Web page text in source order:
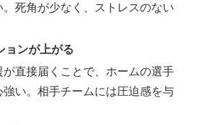
。死角が少なく、ストレスのない
ョンが上がる
が直接届くことで、ホームの選手
強い。相手チームには圧迫感を与